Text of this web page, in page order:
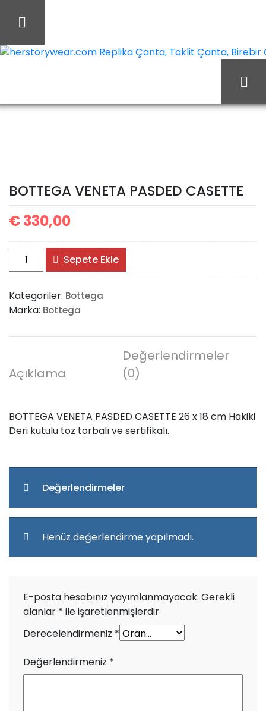
BOTTEGA VENETA PASDED CASETTE
€330,00
BOTTEGA
VENETA
PASDED
CASETTE
adet
Sepete Ekle
Kategoriler: Bottega
Marka: Bottega
Açıklama
Değerlendirmeler
(0)
BOTTEGA VENETA PASDED CASETTE 26 x 18 cm Hakiki
Deri kutulu toz torbalı ve sertifikalı.
Değerlendirmeler
Henüz değerlendirme yapılmadı.
E-posta hesabınız yayımlanmayacak. Gerekli
alanlar * ile işaretlenmişlerdir
Derecelendirmeniz *
Değerlendirmeniz *